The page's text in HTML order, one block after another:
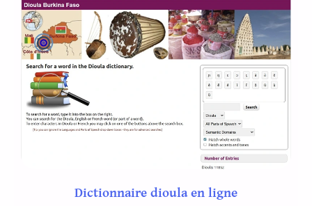
Dictionnaire dioula en ligne